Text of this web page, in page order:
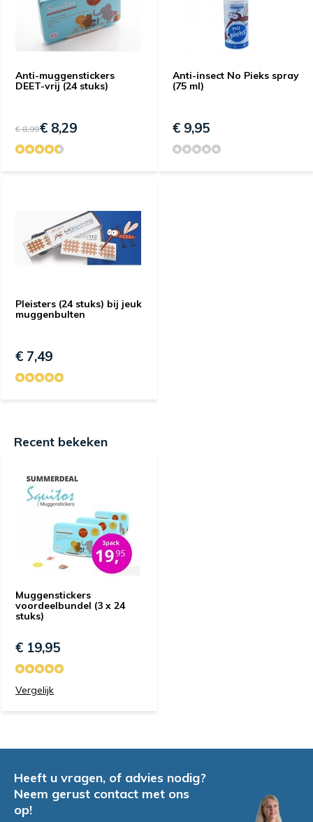
Anti-muggenstickers
DEET-vrij (24 stuks)
€ 8,99€ 8,29
Anti-insect No Pieks spray
(75 ml)
€ 9,95
Pleisters (24 stuks) bij jeuk
muggenbulten
€ 7,49
Recent bekeken
Muggenstickers
voordeelbundel (3 x 24
stuks)
€ 19,95
Vergelijk
Heeft u vragen, of advies nodig?
Neem gerust contact met ons
op!